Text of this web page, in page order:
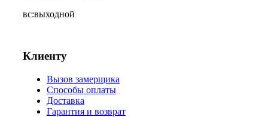
вс:выходной
Клиенту
Вызов замерщика
Способы оплаты
Доставка
Гарантия и возврат